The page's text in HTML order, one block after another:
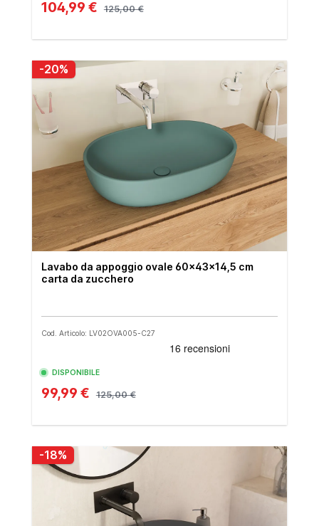
104,99 € 125,00 €
-20%
Lavabo da appoggio ovale 60x43x14,5 cm
carta da zucchero
Cod. Articolo: LV02OVA005-C27
DISPONIBILE
99,99 € 125,00 €
-18%